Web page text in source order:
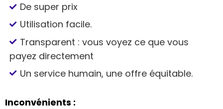
De super prix
Utilisation facile.
Transparent : vous voyez ce que vous
payez directement
Un service humain, une offre équitable.
Inconvénients :